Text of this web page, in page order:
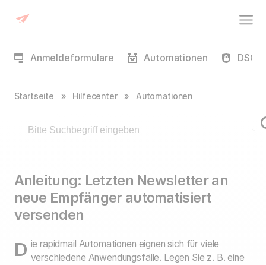
Anmeldeformulare Automationen
Startseite » Hilfecenter » Automationen
Anleitung: Letzten Newsletter an
neue Empfänger automatisiert
versenden
Die rapidmail Automationen eignen sich für viele verschiedene Anwendungsfälle. Legen Sie z. B. eine